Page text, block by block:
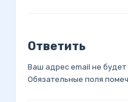
Ответить
Ваш адрес email не будет
Обязательные поля